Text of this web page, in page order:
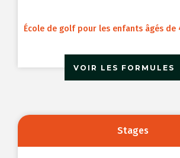
École de golf pour les enfants âgés de
VOIR LES FORMULES
Stages